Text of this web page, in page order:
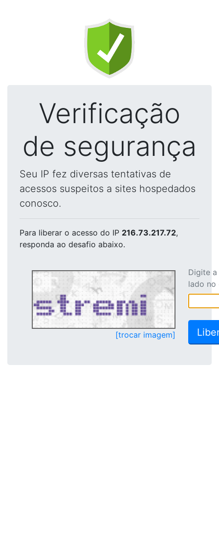
Verificação
de segurança
Seu IP fez diversas tentativas de
acessos suspeitos a sites hospedados
conosco.
Para liberar o acesso do IP 216.73.217.72,
responda ao desafio abaixo.
[trocar imagem]
Digite
lado no